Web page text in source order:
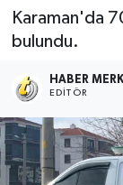
Karaman'da
bulundu.
HABER
EDITÖR